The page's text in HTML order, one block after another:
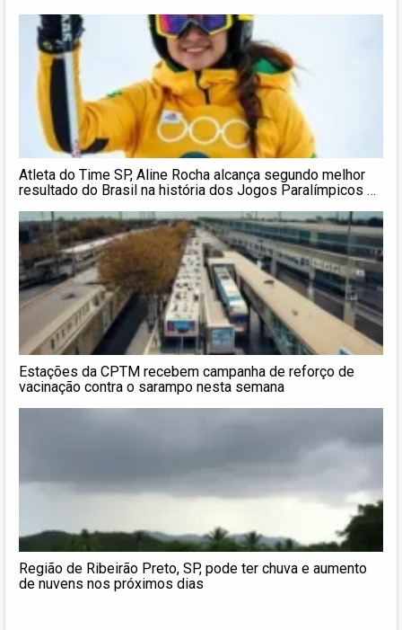
Atleta do Time SP, Aline Rocha alcança segundo melhor
resultado do Brasil na história dos Jogos Paralímpicos de
Estações da CPTM recebem campanha de reforço de
vacinação contra o sarampo nesta semana
Região de Ribeirão Preto, SP, pode ter chuva e aumento
de nuvens nos próximos dias